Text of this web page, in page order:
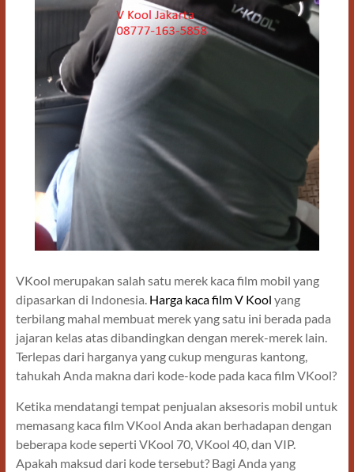
VKool merupakan salah satu merek kaca film mobil yang
dipasarkan di Indonesia. Harga kaca film V Kool yang
terbilang mahal membuat merek yang satu ini berada pada
jajaran kelas atas dibandingkan dengan merek-merek lain.
Terlepas dari harganya yang cukup menguras kantong,
tahukah Anda makna dari kode-kode pada kaca film VKool?
Ketika mendatangi tempat penjualan aksesoris mobil untuk
memasang kaca film VKool Anda akan berhadapan dengan
beberapa kode seperti VKool 70, VKool 40, dan VIP.
Apakah maksud dari kode tersebut? Bagi Anda yang